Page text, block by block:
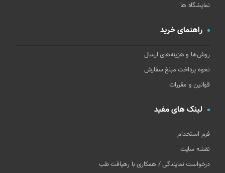
نمایشگاه ها
راهنمای خرید
روش‌ها و هزینه‌های ارسال
نحوه پرداخت مبلغ سفارش
قوانین و مقررات
لینک های مفید
فرم استخدام
نقشه سایت
درخواست نمایندگی / همکاری با رهیافت طب